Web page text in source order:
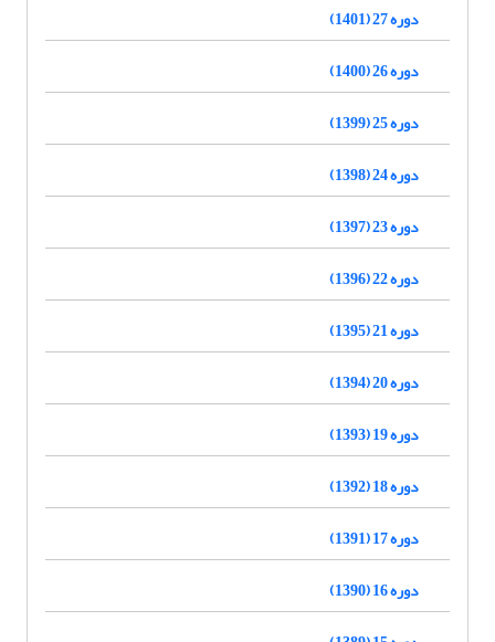
دوره 27 (1401)
دوره 26 (1400)
دوره 25 (1399)
دوره 24 (1398)
دوره 23 (1397)
دوره 22 (1396)
دوره 21 (1395)
دوره 20 (1394)
دوره 19 (1393)
دوره 18 (1392)
دوره 17 (1391)
دوره 16 (1390)